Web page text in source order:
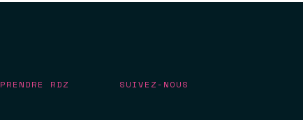
PRENDRE RDZ SUIVEZ-NOUS